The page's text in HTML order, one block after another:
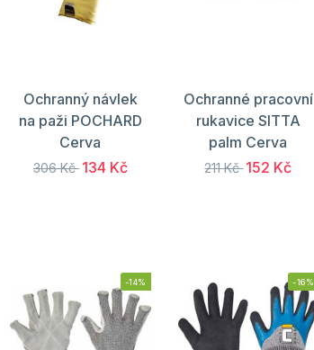
Ochranný návlek
na paži POCHARD
Cerva
306 Kč 134 Kč
Ochranné pracovní
rukavice SITTA
palm Cerva
211 Kč 152 Kč
-14% -16%